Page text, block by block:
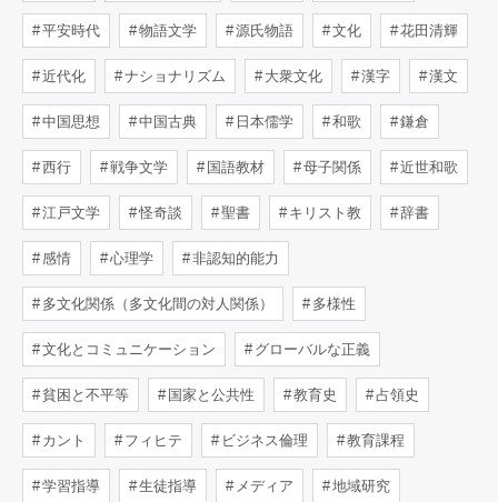
平安時代 物語文学 源氏物語 文化 花田清輝
近代化 ナショナリズム 大衆文化 漢字 漢文
中国思想 中国古典 日本儒学 和歌 鎌倉
西行 戦争文学 国語教材 母子関係 近世和歌
江戸文学 怪奇談 聖書 キリスト教 辞書
感情 心理学 非認知的能力
多文化関係（多文化間の対人関係） 多様性
文化とコミュニケーション グローバルな正義
貧困と不平等 国家と公共性 教育史 占領史
カント フィヒテ ビジネス倫理 教育課程
学習指導 生徒指導 メディア 地域研究